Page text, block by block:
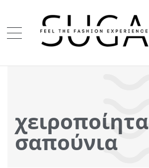
χειροποίητα
σαπούνια